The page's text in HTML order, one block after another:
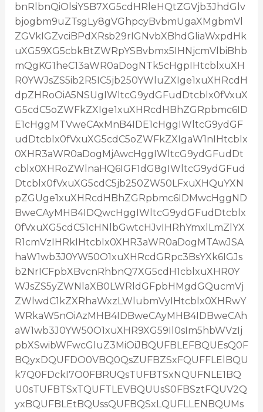
bnRlbnQiOlsiYSB7XG5cdHRleHQtZGVjb3JhdGlv
bjogbm9uZTsgLy8gVGhpcyBvbmUgaXMgbmVl
ZGVkIGZvciBPdXRsb29rIGNvbXBhdGliaWxpdHk
uXG59XG5cbkBtZWRpYSBvbmx5IHNjcmVlbiBhb
mQgKG1heC13aWR0aDogNTk5cHgpIHtcblxuXH
R0YWJsZS5ib2R5IC5jb250YWluZXIge1xuXHRcdH
dpZHRoOiA5NSUgIWltcG9ydGFudDtcblx0fVxuX
G5cdC5oZWFkZXIge1xuXHRcdHBhZGRpbmc6ID
E1cHggMTVweCAxMnB4IDE1cHggIWltcG9ydGF
udDtcblx0fVxuXG5cdC5oZWFkZXIgaW1nIHtcblx
0XHR3aWR0aDogMjAwcHggIWltcG9ydGFudDt
cblx0XHRoZWlnaHQ6IGF1dG8gIWltcG9ydGFud
Dtcblx0fVxuXG5cdC5jb250ZW50LFxuXHQuYXN
pZGUge1xuXHRcdHBhZGRpbmc6IDMwcHggND
BweCAyMHB4IDQwcHggIWltcG9ydGFudDtcblx
0fVxuXG5cdC51cHNlbGwtcHJvIHRhYmxlLmZlYX
R1cmVzIHRkIHtcblx0XHR3aWR0aDogMTAwJSA
haW1wb3J0YW50O1xuXHRcdGRpc3BsYXk6IGJs
b2NrICFpbXBvcnRhbnQ7XG5cdH1cblxuXHR0Y
WJsZS5yZWNlaXB0LWRldGFpbHMgdGQucmVj
ZWlwdC1kZXRhaWxzLWlubmVyIHtcblx0XHRwY
WRkaW5nOiAzMHB4IDBweCAyMHB4IDBweCAh
aW1wb3J0YW50O1xuXHR9XG59Il0sIm5hbWVzIj
pbXSwibWFwcGluZ3MiOiJBQUFBLEFBQUEsQ0F
BQyxDQUFDO0VBQ0QsZUFBZSxFQUFFLElBQU
k7Q0FDckI7O0FBRUQsTUFBTSxNQUFNLE1BQ
U0sTUFBTSxTQUFTLEVBQUUsS0FBSztFQUV2Q
yxBQUFBLEtBQUssQUFBQSxLQUFLLENBQUMs